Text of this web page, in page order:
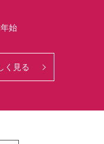
始
く見る